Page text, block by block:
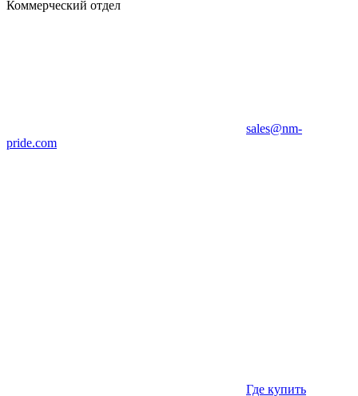
Коммерческий отдел
sales@nm-
pride.com
Где купить